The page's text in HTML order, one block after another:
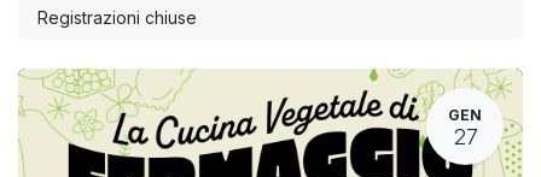
Registrazioni chiuse
GEN
27